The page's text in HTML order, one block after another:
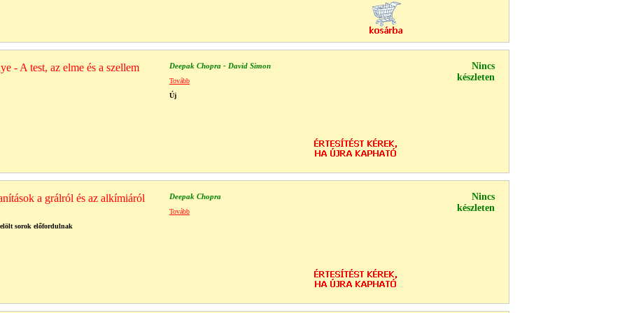
- A test, az elme és a szellem Deepak Chopra - David Simon
Nincs
készleten
Tovább
Új
a grálról és az alkímiáról Deepak Chopra
Nincs
készleten
Tovább
sorok előfordulnak